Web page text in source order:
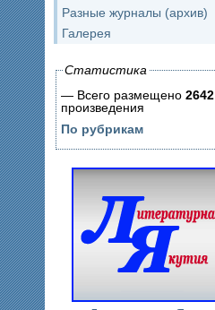
Разные журналы (архив)
Галерея
Статистика
— Всего размещено 2642
произведения
По рубрикам